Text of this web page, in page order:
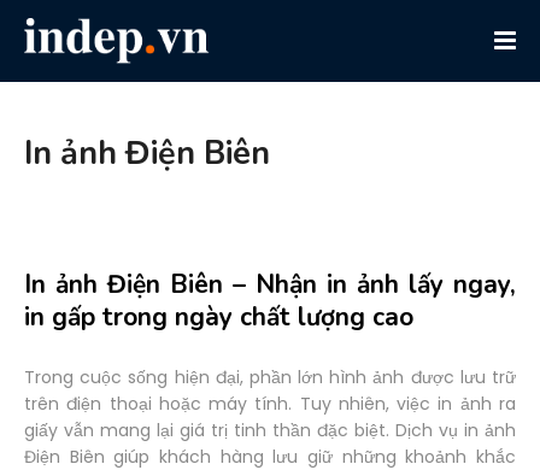
In ảnh Điện Biên
In ảnh Điện Biên – Nhận in ảnh lấy ngay,
in gấp trong ngày chất lượng cao
Trong cuộc sống hiện đại, phần lớn hình ảnh được lưu trữ
trên điện thoại hoặc máy tính. Tuy nhiên, việc in ảnh ra
giấy vẫn mang lại giá trị tinh thần đặc biệt. Dịch vụ in ảnh
Điện Biên giúp khách hàng lưu giữ những khoảnh khắc